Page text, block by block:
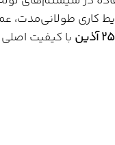
کاری طولانی‌مدت،
با کیفیت